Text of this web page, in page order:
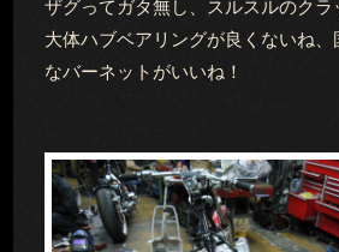
ザグってガタ無し、スルスルのクラ
大体ハブベアリングが良くないね
なバーネットがいいね！